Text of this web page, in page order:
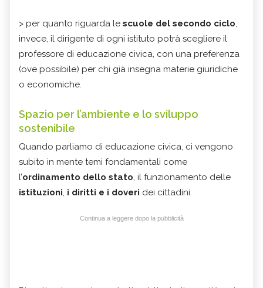
> per quanto riguarda le scuole del secondo ciclo,
invece, il dirigente di ogni istituto potrà scegliere il
professore di educazione civica, con una preferenza
(ove possibile) per chi già insegna materie giuridiche
o economiche.
Spazio per l’ambiente e lo sviluppo
sostenibile
Quando parliamo di educazione civica, ci vengono
subito in mente temi fondamentali come
l’ordinamento dello stato, il funzionamento delle
istituzioni, i diritti e i doveri dei cittadini.
Continua a leggere dopo la pubblicità